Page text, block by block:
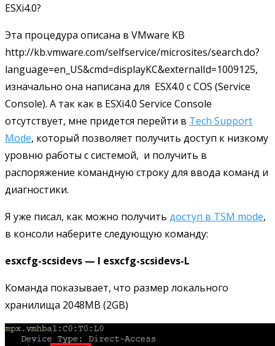
ESXi4.0?
Эта процедура описана в VMware KB
http://kb.vmware.com/selfservice/microsites/search.do?
language=en_US&cmd=displayKC&externalId=1009125,
изначально она написана для ESX4.0 с COS (Service
Console). А так как в ESXi4.0 Service Console
отсутствует, мне придется перейти в Tech Support
Mode, который позволяет получить доступ к низкому
уровню работы с системой, и получить в
распоряжение командную строку для ввода команд и
диагностики.
Я уже писал, как можно получить доступ в TSM mode,
в консоли наберите следующую команду:
esxcfg-scsidevs — l esxcfg-scsidevs-L
Команда показывает, что размер локального
хранилища 2048MB (2GB)